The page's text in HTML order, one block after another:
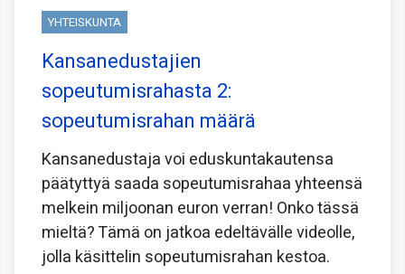
YHTEISKUNTA
Kansanedustajien
sopeutumisrahasta 2:
sopeutumisrahan määrä
Kansanedustaja voi eduskuntakautensa
päätyttyä saada sopeutumisrahaa yhteensä
melkein miljoonan euron verran! Onko tässä
mieltä? Tämä on jatkoa edeltävälle videolle,
jolla käsittelin sopeutumisrahan kestoa.